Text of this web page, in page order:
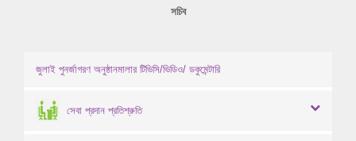
সচিব
জুলাই পুনর্জাগরণ অনুষ্ঠানমালার টিভিসি/ভিডিও/ ডকুমেন্টারি
সেবা প্রদান প্রতিশ্রুতি